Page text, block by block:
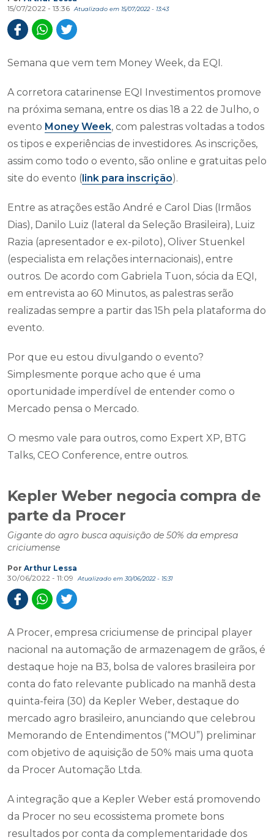
15/07/2022 - 13:36
Atualizado em 15/07/2022 - 13:43
Semana que vem tem Money Week, da EQI.
A corretora catarinense EQI Investimentos promove
na próxima semana, entre os dias 18 a 22 de Julho, o
evento Money Week, com palestras voltadas a todos
os tipos e experiências de investidores. As inscrições,
assim como todo o evento, são online e gratuitas pelo
site do evento (link para inscrição).
Entre as atrações estão André e Carol Dias (Irmãos
Dias), Danilo Luiz (lateral da Seleção Brasileira), Luiz
Razia (apresentador e ex-piloto), Oliver Stuenkel
(especialista em relações internacionais), entre
outros. De acordo com Gabriela Tuon, sócia da EQI,
em entrevista ao 60 Minutos, as palestras serão
realizadas sempre a partir das 15h pela plataforma do
evento.
Por que eu estou divulgando o evento?
Simplesmente porque acho que é uma
oportunidade imperdível de entender como o
Mercado pensa o Mercado.
O mesmo vale para outros, como Expert XP, BTG
Talks, CEO Conference, entre outros.
Kepler Weber negocia compra de
parte da Procer
Gigante do agro busca aquisição de 50% da empresa
criciumense
Por Arthur Lessa
30/06/2022 - 11:09
Atualizado em 30/06/2022 - 15:31
A Procer, empresa criciumense de principal player
nacional na automação de armazenagem de grãos, é
destaque hoje na B3, bolsa de valores brasileira por
conta do fato relevante publicado na manhã desta
quinta-feira (30) da Kepler Weber, destaque do
mercado agro brasileiro, anunciando que celebrou
Memorando de Entendimentos (“MOU”) preliminar
com objetivo de aquisição de 50% mais uma quota
da Procer Automação Ltda.
A integração que a Kepler Weber está promovendo
da Procer no seu ecossistema promete bons
resultados por conta da complementaridade dos